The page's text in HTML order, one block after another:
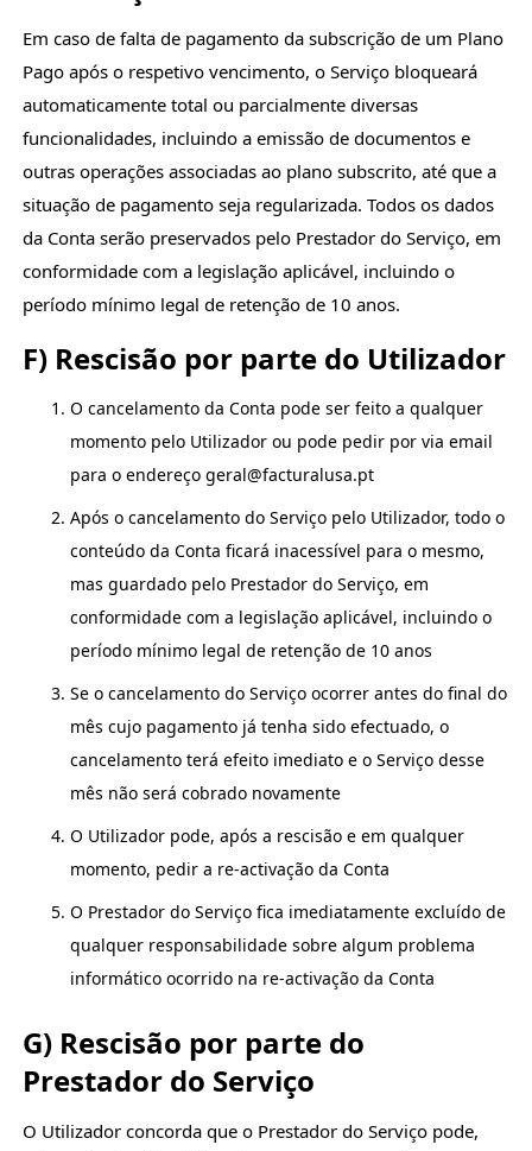
Em caso de falta de pagamento da subscrição de um Plano
Pago após o respetivo vencimento, o Serviço bloqueará
automaticamente total ou parcialmente diversas
funcionalidades, incluindo a emissão de documentos e
outras operações associadas ao plano subscrito, até que a
situação de pagamento seja regularizada. Todos os dados
da Conta serão preservados pelo Prestador do Serviço, em
conformidade com a legislação aplicável, incluindo o
período mínimo legal de retenção de 10 anos.
F) Rescisão por parte do Utilizador
O cancelamento da Conta pode ser feito a qualquer
momento pelo Utilizador ou pode pedir por via email
para o endereço geral@facturalusa.pt
Após o cancelamento do Serviço pelo Utilizador, todo o
conteúdo da Conta ficará inacessível para o mesmo,
mas guardado pelo Prestador do Serviço, em
conformidade com a legislação aplicável, incluindo o
período mínimo legal de retenção de 10 anos
Se o cancelamento do Serviço ocorrer antes do final do
mês cujo pagamento já tenha sido efectuado, o
cancelamento terá efeito imediato e o Serviço desse
mês não será cobrado novamente
O Utilizador pode, após a rescisão e em qualquer
momento, pedir a re-activação da Conta
O Prestador do Serviço fica imediatamente excluído de
qualquer responsabilidade sobre algum problema
informático ocorrido na re-activação da Conta
G) Rescisão por parte do
Prestador do Serviço
O Utilizador concorda que o Prestador do Serviço pode,